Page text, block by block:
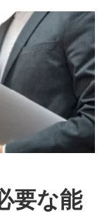
要な能